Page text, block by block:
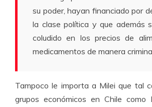
su poder, hayan financiado por
la clase política y que además
coludido en los precios de
medicamentos de manera
Tampoco le importa a Milei que tal
grupos económicos en Chile como